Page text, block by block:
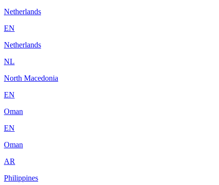
Netherlands
EN
Netherlands
NL
North Macedonia
EN
Oman
EN
Oman
AR
Philippines